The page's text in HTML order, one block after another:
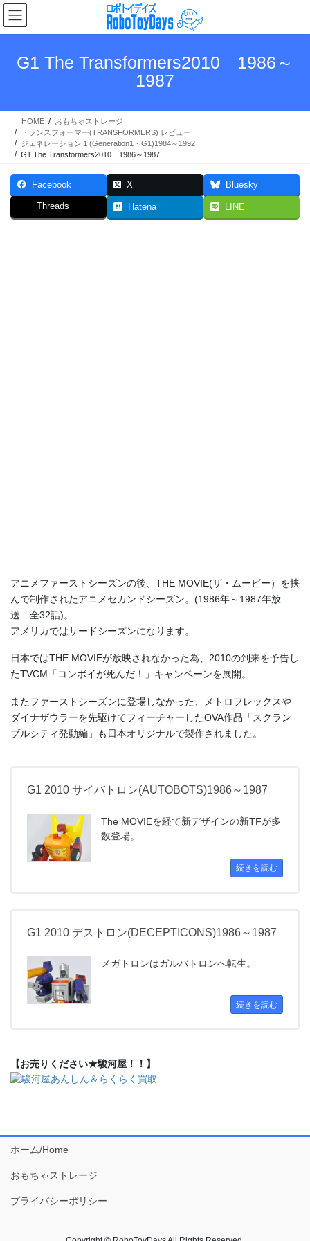
コ
ン
テ
ナ
ビ
ゲ
G1 The Transformers2010 1986～
1987
HOME
おもちゃストレージ
トランスフォーマー(TRANSFORMERS) レビュー
ジェネレーション１(Generation1・G1)1984～1992
G1 The Transformers2010 1986～1987
Facebook X Bluesky
Threads Hatena LINE
アニメファーストシーズンの後、THE MOVIE(ザ・ムービー）を挟
んで制作されたアニメセカンドシーズン。(1986年～1987年放
送 全32話)。
アメリカではサードシーズンになります。
日本ではTHE MOVIEが放映されなかった為、2010の到来を予告し
たTVCM「コンボイが死んだ！」キャンペーンを展開。
またファーストシーズンに登場しなかった、メトロフレックスや
ダイナザウラーを先駆けてフィーチャーしたOVA作品「スクラン
ブルシティ発動編」も日本オリジナルで製作されました。
G1 2010 サイバトロン(AUTOBOTS)1986～1987
The MOVIEを経て新デザインの新TFが多
数登場。
続きを読む
G1 2010 デストロン(DECEPTICONS)1986～1987
メガトロンはガルバトロンへ転生。
続きを読む
【お売りください★駿河屋！！】
ホーム/Home
おもちゃストレージ
プライバシーポリシー